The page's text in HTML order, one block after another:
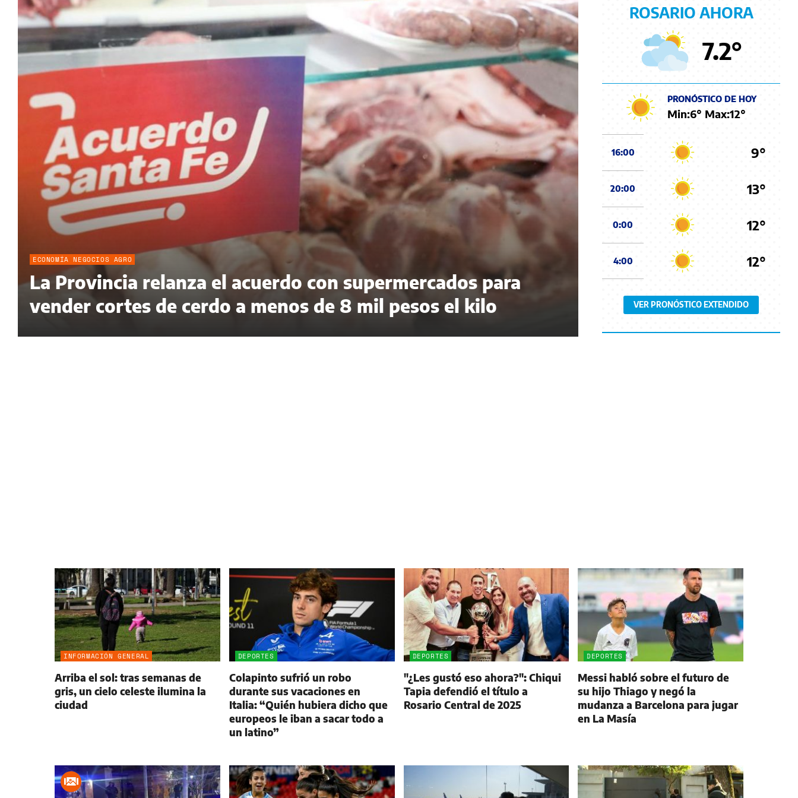
ECONOMÍA NEGOCIOS AGRO
La Provincia relanza el acuerdo con supermercados para
vender cortes de cerdo a menos de 8 mil pesos el kilo
ROSARIO AHORA
7.2°
PRONÓSTICO DE HOY
Min:6° Max:12°
16:00 9°
20:00 13°
0:00 12°
4:00 12°
VER PRONÓSTICO EXTENDIDO
INFORMACIÓN GENERAL
Arriba el sol: tras semanas de
gris, un cielo celeste ilumina la
ciudad
DEPORTES
Colapinto sufrió un robo
durante sus vacaciones en
Italia: “Quién hubiera dicho que
europeos le iban a sacar todo a
un latino”
DEPORTES
"¿Les gustó eso ahora?": Chiqui
Tapia defendió el título a
Rosario Central de 2025
DEPORTES
Messi habló sobre el futuro de
su hijo Thiago y negó la
mudanza a Barcelona para jugar
en La Masía